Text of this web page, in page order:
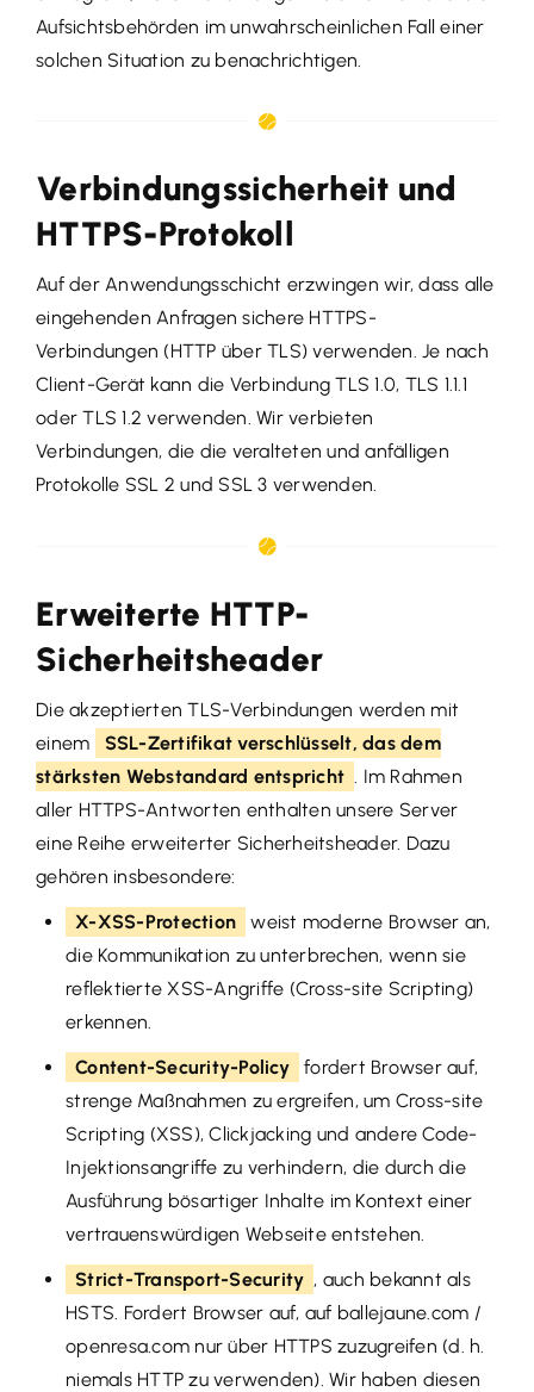
Aufsichtsbehörden im unwahrscheinlichen Fall einer
solchen Situation zu benachrichtigen.
Verbindungssicherheit und
HTTPS-Protokoll
Auf der Anwendungsschicht erzwingen wir, dass alle
eingehenden Anfragen sichere HTTPS-
Verbindungen (HTTP über TLS) verwenden. Je nach
Client-Gerät kann die Verbindung TLS 1.0, TLS 1.1.1
oder TLS 1.2 verwenden. Wir verbieten
Verbindungen, die die veralteten und anfälligen
Protokolle SSL 2 und SSL 3 verwenden.
Erweiterte HTTP-
Sicherheitsheader
Die akzeptierten TLS-Verbindungen werden mit
einem
SSL-Zertifikat verschlüsselt, das dem
stärksten Webstandard entspricht . Im Rahmen
aller HTTPS-Antworten enthalten unsere Server
eine Reihe erweiterter Sicherheitsheader. Dazu
gehören insbesondere:
X-XSS-Protection
weist moderne Browser an,
die Kommunikation zu unterbrechen, wenn sie
reflektierte XSS-Angriffe (Cross-site Scripting)
erkennen.
Content-Security-Policy
fordert Browser auf,
strenge Maßnahmen zu ergreifen, um Cross-site
Scripting (XSS), Clickjacking und andere Code-
Injektionsangriffe zu verhindern, die durch die
Ausführung bösartiger Inhalte im Kontext einer
vertrauenswürdigen Webseite entstehen.
Strict-Transport-Security , auch bekannt als
HSTS. Fordert Browser auf, auf ballejaune.com /
openresa.com nur über HTTPS zuzugreifen (d. h.
niemals HTTP zu verwenden). Wir haben diesen